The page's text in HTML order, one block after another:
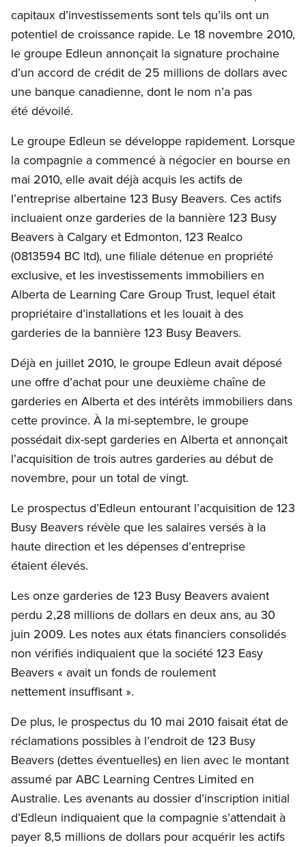
capitaux d’investissements sont tels qu’ils ont un
potentiel de croissance rapide. Le 18 novembre 2010,
le groupe Edleun annonçait la signature prochaine
d’un accord de crédit de 25 millions de dollars avec
une banque canadienne, dont le nom n’a pas
été dévoilé.
Le groupe Edleun se développe rapidement. Lorsque
la compagnie a commencé à négocier en bourse en
mai 2010, elle avait déjà acquis les actifs de
l’entreprise albertaine 123 Busy Beavers. Ces actifs
incluaient onze garderies de la bannière 123 Busy
Beavers à Calgary et Edmonton, 123 Realco
(0813594 BC ltd), une filiale détenue en propriété
exclusive, et les investissements immobiliers en
Alberta de Learning Care Group Trust, lequel était
propriétaire d’installations et les louait à des
garderies de la bannière 123 Busy Beavers.
Déjà en juillet 2010, le groupe Edleun avait déposé
une offre d’achat pour une deuxième chaîne de
garderies en Alberta et des intérêts immobiliers dans
cette province. À la mi-septembre, le groupe
possédait dix-sept garderies en Alberta et annonçait
l’acquisition de trois autres garderies au début de
novembre, pour un total de vingt.
Le prospectus d’Edleun entourant l’acquisition de 123
Busy Beavers révèle que les salaires versés à la
haute direction et les dépenses d’entreprise
étaient élevés.
Les onze garderies de 123 Busy Beavers avaient
perdu 2,28 millions de dollars en deux ans, au 30
juin 2009. Les notes aux états financiers consolidés
non vérifiés indiquaient que la société 123 Easy
Beavers « avait un fonds de roulement
nettement insuffisant ».
De plus, le prospectus du 10 mai 2010 faisait état de
réclamations possibles à l’endroit de 123 Busy
Beavers (dettes éventuelles) en lien avec le montant
assumé par ABC Learning Centres Limited en
Australie. Les avenants au dossier d’inscription initial
d’Edleun indiquaient que la compagnie s’attendait à
payer 8,5 millions de dollars pour acquérir les actifs